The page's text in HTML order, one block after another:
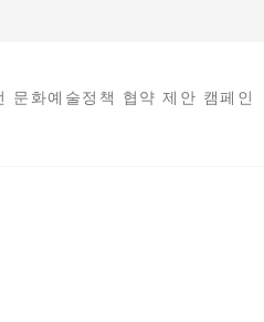
문화예술정책 협약 제안 캠페인